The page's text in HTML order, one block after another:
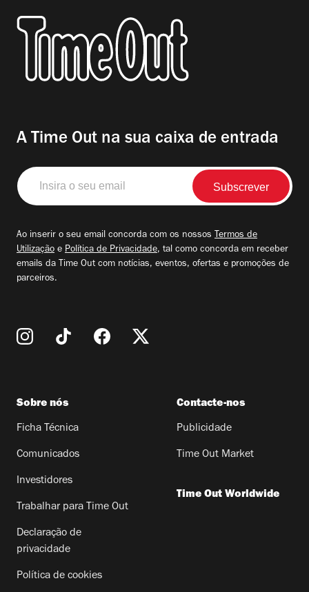
A Time Out na sua caixa de entrada
Insira
o
seu
Ao inserir o seu email concorda com os nossos Termos de
Utilização e Política de Privacidade, tal como concorda em receber
emails da Time Out com notícias, eventos, ofertas e promoções de
parceiros.
Sobre nós
Ficha Técnica
Comunicados
Investidores
Trabalhar para Time Out
Declaração de
privacidade
Política de cookies
Contacte-nos
Publicidade
Time Out Market
Time Out Worldwide